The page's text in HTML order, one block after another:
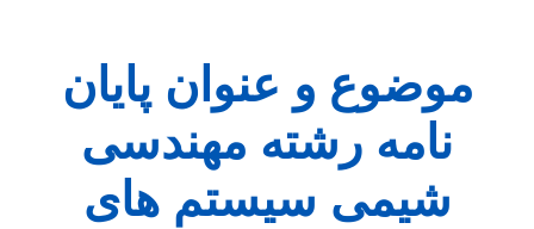
موضوع و عنوان پایان
نامه رشته مهندسی
شیمی سیستم های